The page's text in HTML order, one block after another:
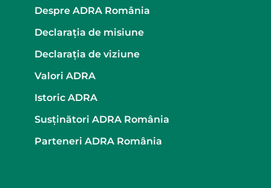
Despre ADRA România
Declaraţia de misiune
Declaraţia de viziune
Valori ADRA
Istoric ADRA
Susținători ADRA România
Parteneri ADRA România